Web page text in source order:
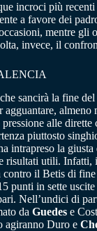
incroci più
a favore dei
mentre gli
invece, il
sancirà la fine
agguantare, almeno
alle
piuttosto
intrapreso la
risultati utili. Infatti, i
il Betis di
punti in sette
Nell’undici di
da Guedes e
agiranno Duro e